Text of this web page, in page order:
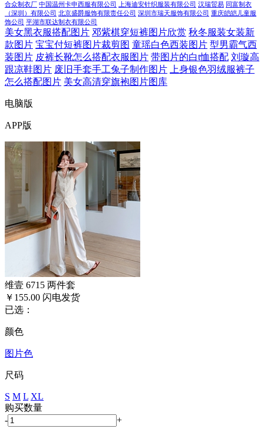
合众制衣厂 中国温州卡申西服有限公司 上海迪安针织服装有限公司 汉瑞贸易 同富制衣
（深圳）有限公司 北京盛爵服饰有限责任公司 深圳市瑞天服饰有限公司 重庆皑皑儿童服
饰公司 平湖市联达制衣有限公司
美女黑衣服搭配图片 邓紫棋穿短裤图片欣赏 秋冬服装女装新
款图片 宝宝付短裤图片裁剪图 童瑶白色西装图片 型男霸气西
装图片 皮裤长靴怎么搭配衣服图片 带图片的白t恤搭配 刘璇高
跟凉鞋图片 废旧手套手工兔子制作图片
上身银色羽绒服裤子
怎么搭配图片 美女高清穿旗袍图片图库
电脑版
APP版
维壹 6715 两件套
￥155.00 闪电发货
已选：
颜色
图片色
尺码
S M L XL
购买数量
-
+